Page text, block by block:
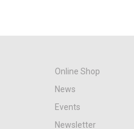
Online Shop
News
Events
Newsletter